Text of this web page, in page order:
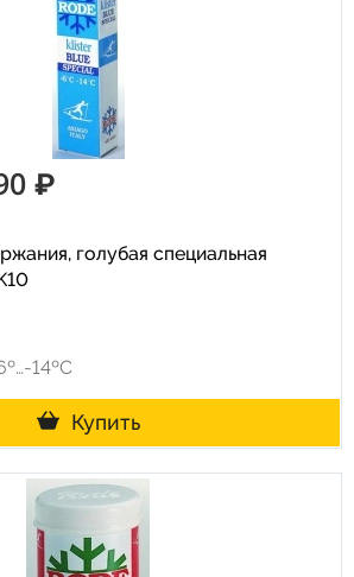
₽
голубая специальная
14ºC
Купить